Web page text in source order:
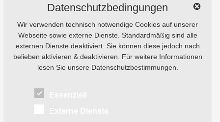
Datenschutzbedingungen
Wir verwenden technisch notwendige Cookies auf unserer
Webseite sowie externe Dienste. Standardmäßig sind alle
externen Dienste deaktiviert. Sie können diese jedoch nach
belieben aktivieren & deaktivieren. Für weitere Informationen
lesen Sie unsere Datenschutzbestimmungen.